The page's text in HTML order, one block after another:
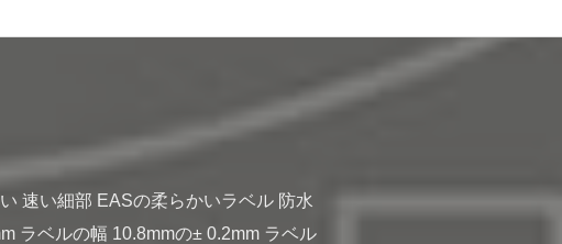
速い細部 EASの柔らかいラベル 防水
ラベルの幅 10.8mmの± 0.2mm ラベル